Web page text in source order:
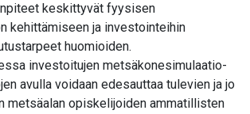
keskittyvät fyysisen
kehittämiseen ja investointeihin
huomioiden.
investoitujen metsäkonesimulaatio-
avulla voidaan edesauttaa tulevien ja jo
metsäalan opiskelijoiden ammatillisten